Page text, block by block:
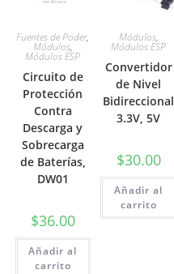
Fuentes de Poder,
Módulos,
Módulos ESP
Circuito de
Protección
Contra
Descarga y
Sobrecarga
de Baterías,
DW01
$36.00
Añadir al
carrito
Módulos,
Módulos ESP
Convertidor
de Nivel
Bidireccional
3.3V, 5V
$30.00
Añadir al
carrito